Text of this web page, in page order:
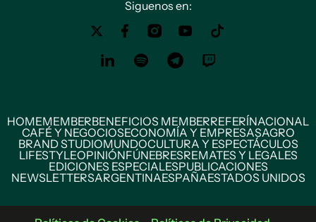
Siguenos en:
HOMEMEMBERBENEFICIOS MEMBERREFERÍNACIONAL
CAFÉ Y NEGOCIOSECONOMÍA Y EMPRESASAGRO
BRAND STUDIOMUNDOCULTURA Y ESPECTÁCULOS
LIFESTYLEOPINIÓNFÚNEBRESREMATES Y LEGALES
EDICIONES ESPECIALESPUBLICACIONES
NEWSLETTERSARGENTINAESPAÑAESTADOS UNIDOS